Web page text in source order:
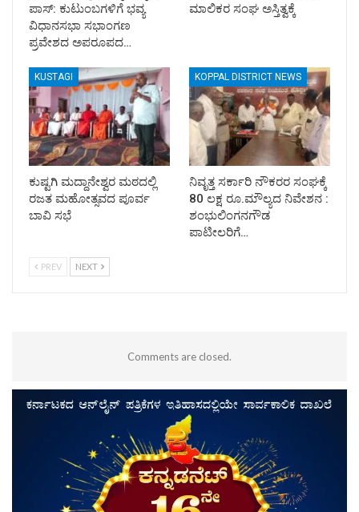
ಪಾಸ್: ಕುಟುಂಬಗಳಿಗೆ ಭವ್ಯ
ವಿಧಾನಸಭಾ ಸಭಾಂಗಣ
ಪ್ರವೇಶದ ಅಪರೂಪದ…
ಮಾಲಿಕರ ಸಂಘ ಅಸ್ತಿತ್ವಕ್ಕೆ
KUSTAGI
ಕುಷ್ಟಗಿ ಮದ್ದಾನೇಶ್ವರ ಮಠದಲ್ಲಿ
ರಜತ ಮಹೋತ್ಸವದ ಪೂರ್ವ
ಬಾವಿ ಸಭೆ
KOPPAL DISTRICT NEWS
ನಿವೃತ್ತ ಸರ್ಕಾರಿ ನೌಕರರ ಸಂಘಕ್ಕೆ
80 ಲಕ್ಷ ರೂ.ಮೌಲ್ಯದ ನಿವೇಶನ :
ಶಂಭುಲಿಂಗನಗೌಡ
ಪಾಟೀಲರಿಗೆ…
PREV NEXT
Comments are closed.